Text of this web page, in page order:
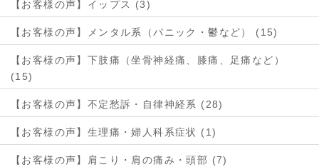
【お客様の声】イップス (3)
【お客様の声】メンタル系（パニック・鬱など） (15)
【お客様の声】下肢痛（坐骨神経痛、膝痛、足痛など）
(15)
【お客様の声】不定愁訴・自律神経系 (28)
【お客様の声】生理痛・婦人科系症状 (1)
【お客様の声】肩こり・肩の痛み・頭部 (7)